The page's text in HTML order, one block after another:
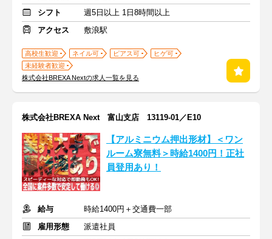
シフト
週5日以上 1日8時間以上
アクセス
敷浪駅
高校生歓迎 ネイル可 ピアス可
ヒゲ可
未経験者歓迎
株式会社BREXA Nextの求人一覧を見る
株式会社BREXA Next 富山支店 13119-01／E10
【アルミニウム押出形材】＜ワン
ルーム寮無料＞時給1400円！正社
員登用あり！
給与
時給1400円＋交通費一部
雇用形態
派遣社員